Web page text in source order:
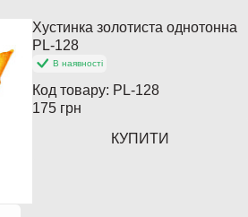
Хустинка золотиста однотонна
PL-128
В наявності
Код товару: PL-128
175 грн
КУПИТИ